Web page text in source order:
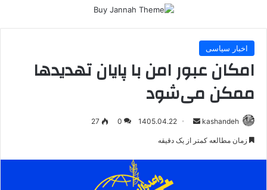
اخبار سیاسی
امکان عبور امن با پایان تهدیدها
ممکن می‌شود
kashandeh
ارسال1405.04.22
0
27
زمان مطالعه کمتر از یک دقیقه